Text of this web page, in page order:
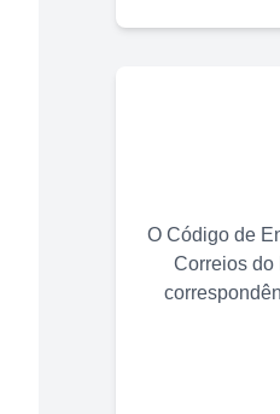
O Código de
Correios do